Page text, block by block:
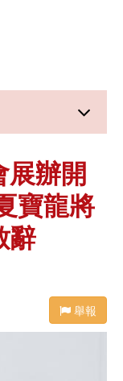
展辦開
寶龍將
辭
舉報